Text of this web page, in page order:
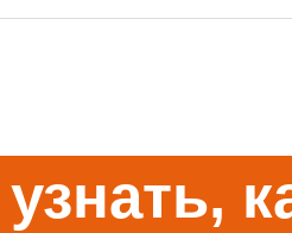
узнать,